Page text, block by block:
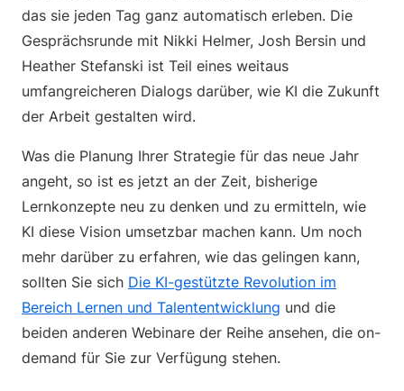
das sie jeden Tag ganz automatisch erleben. Die
Gesprächsrunde mit Nikki Helmer, Josh Bersin und
Heather Stefanski ist Teil eines weitaus
umfangreicheren Dialogs darüber, wie KI die Zukunft
der Arbeit gestalten wird.
Was die Planung Ihrer Strategie für das neue Jahr
angeht, so ist es jetzt an der Zeit, bisherige
Lernkonzepte neu zu denken und zu ermitteln, wie
KI diese Vision umsetzbar machen kann. Um noch
mehr darüber zu erfahren, wie das gelingen kann,
sollten Sie sich Die KI-gestützte Revolution im
Bereich Lernen und Talententwicklung und die
beiden anderen Webinare der Reihe ansehen, die on-
demand für Sie zur Verfügung stehen.